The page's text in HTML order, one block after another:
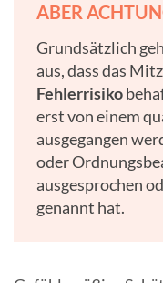
ABER
Grundsätzlich
aus, dass das
Fehlerrisiko
erst von einem
ausgegangen
oder
ausgesprochen
genannt hat.